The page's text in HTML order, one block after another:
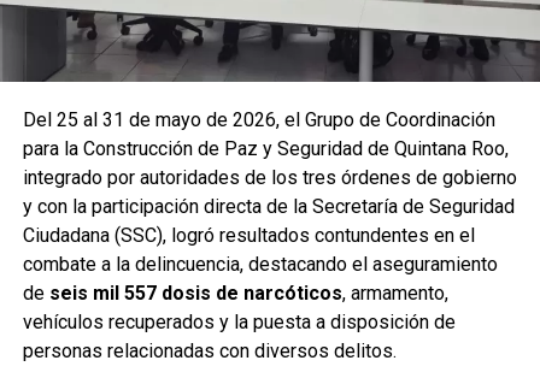
Entre las acciones destacadas se encuentran detenciones
relevantes en
Benito Juárez, Lázaro Cárdenas y Tulum
donde autoridades federales y estatales aseguraron
Del 25 al 31 de mayo de 2026, el Grupo de Coordinación
para la Construcción de Paz y Seguridad de Quintana Roo,
integrado por autoridades de los tres órdenes de gobierno
y con la participación directa de la Secretaría de Seguridad
Ciudadana (SSC), logró resultados contundentes en el
combate a la delincuencia, destacando el aseguramiento
de seis mil 557 dosis de narcóticos, armamento,
vehículos recuperados y la puesta a disposición de
personas relacionadas con diversos delitos.